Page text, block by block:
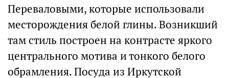
Переваловыми, которые использовали
месторождения белой глины. Возникший
там стиль построен на контрасте яркого
центрального мотива и тонкого белого
обрамления. Посуда из Иркутской